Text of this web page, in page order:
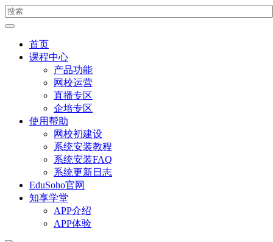
首页
课程中心
产品功能
网校运营
直播专区
企培专区
使用帮助
网校初建设
系统安装教程
系统安装FAQ
系统更新日志
EduSoho官网
知享学堂
APP介绍
APP体验